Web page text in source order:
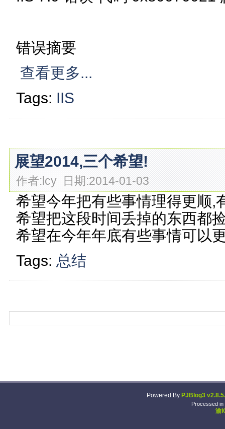
错误摘要
查看更多...
Tags: IIS
展望2014,三个希望!
作者:lcy 日期:2014-01-03
希望今年把有些事情理得更顺,
希望把这段时间丢掉的东西都
希望在今年年底有些事情可以
Tags: 总结
Powered By PJBlog3
Processed in
渝